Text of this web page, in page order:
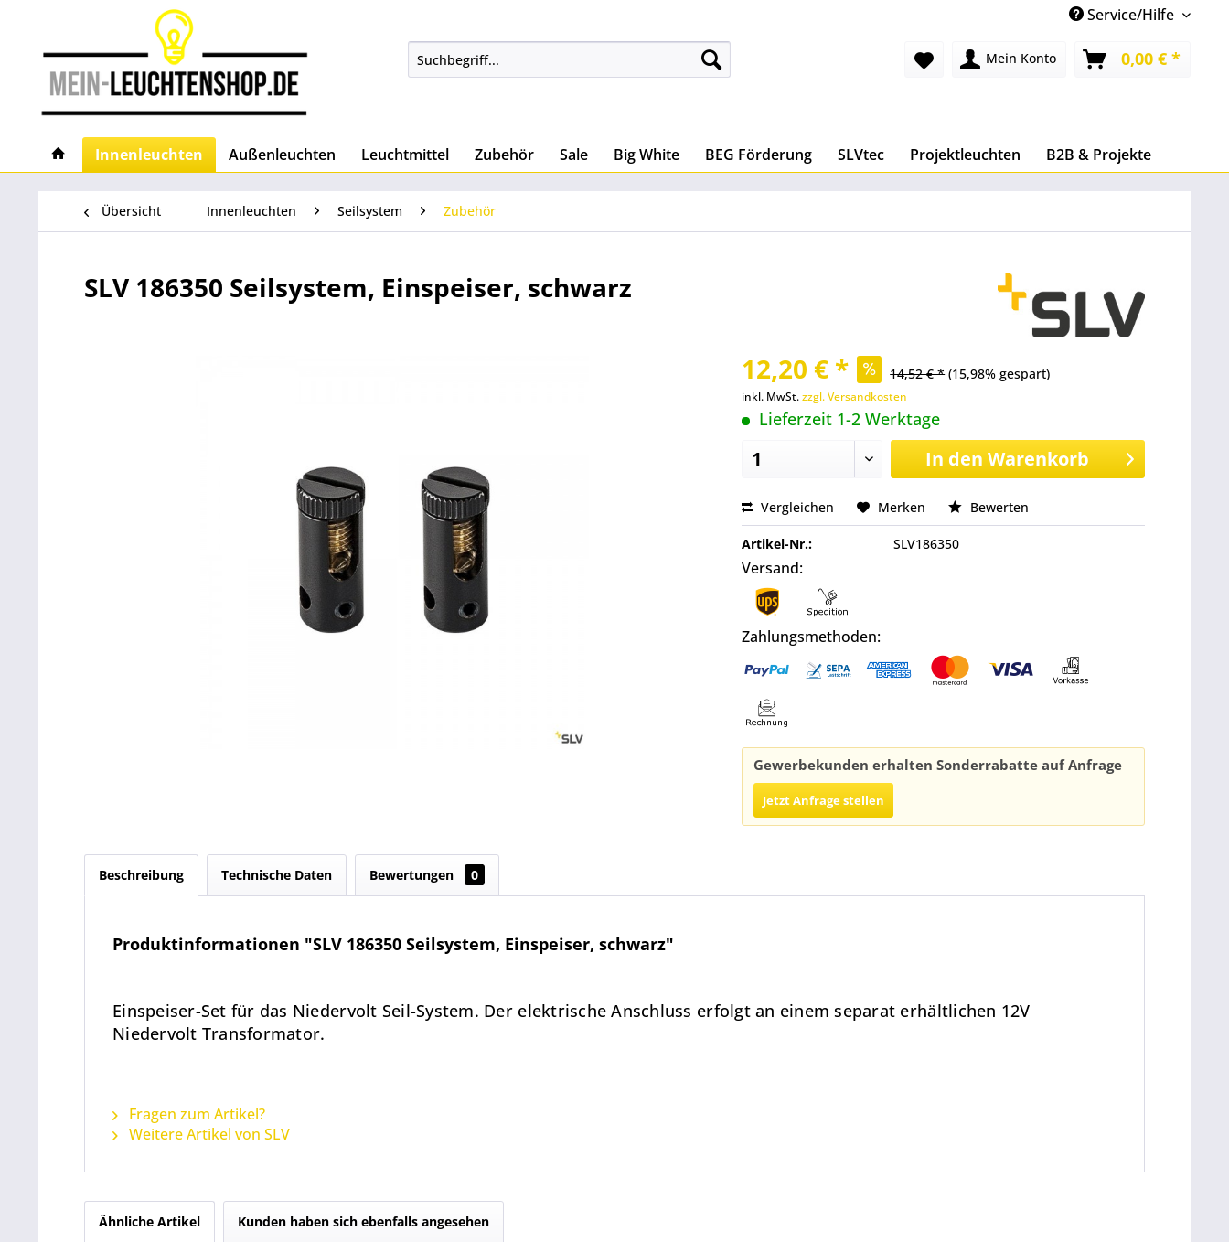
Service/Hilfe
Mein Konto 0,00 € *
Innenleuchten Außenleuchten Leuchtmittel Zubehör Sale Big White BEG Förderung SLVtec Projektleuchten B2B & Projekte
Übersicht Innenleuchten Seilsystem Zubehör
SLV 186350 Seilsystem, Einspeiser, schwarz
12,20 € * 14,52 € * (15,98% gespart)
inkl. MwSt.zzgl. Versandkosten
Lieferzeit 1-2 Werktage
In den Warenkorb
Vergleichen Merken Bewerten
Artikel-Nr.: SLV186350
Versand:
Zahlungsmethoden:
Gewerbekunden erhalten Sonderrabatte auf Anfrage
Jetzt Anfrage stellen
Beschreibung Technische Daten Bewertungen 0
Produktinformationen "SLV 186350 Seilsystem, Einspeiser, schwarz"
Einspeiser-Set für das Niedervolt Seil-System. Der elektrische Anschluss erfolgt an einem separat erhältlichen 12V
Niedervolt Transformator.
Fragen zum Artikel?
Weitere Artikel von SLV
Ähnliche Artikel Kunden haben sich ebenfalls angesehen